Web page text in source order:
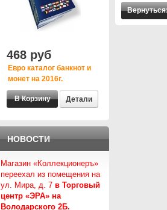
468 руб
Евро каталог банкнот и
монет на 2016г.
Детали
НОВОСТИ
Магазин «Коллекционеръ»
переехал из помещения на
ул. Мира, д. 7 в Торговый
центр «ЭРА» на
Володарского 2Б.